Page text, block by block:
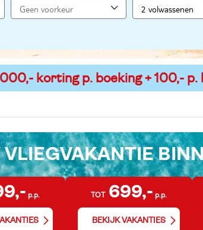
korting p. boeking + 100,- p.
p.p. TOT 699,- p.p.
BEKIJK VAKANTIES